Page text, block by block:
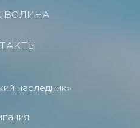
ВОЛИНА
наследник»